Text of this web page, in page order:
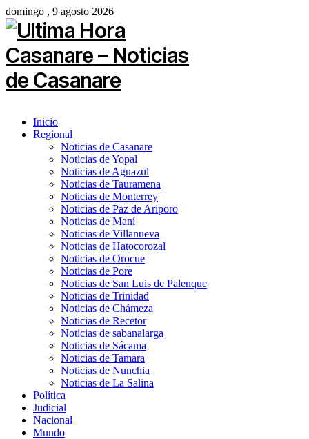
domingo , 9 agosto 2026
Inicio
Regional
Noticias de Casanare
Noticias de Yopal
Noticias de Aguazul
Noticias de Tauramena
Noticias de Monterrey
Noticias de Paz de Ariporo
Noticias de Maní
Noticias de Villanueva
Noticias de Hatocorozal
Noticias de Orocue
Noticias de Pore
Noticias de San Luis de Palenque
Noticias de Trinidad
Noticias de Chámeza
Noticias de Recetor
Noticias de sabanalarga
Noticias de Sácama
Noticias de Tamara
Noticias de Nunchia
Noticias de La Salina
Política
Judicial
Nacional
Mundo